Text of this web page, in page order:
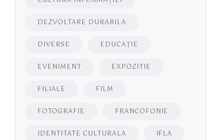
DEZVOLTARE DURABILA
DIVERSE EDUCAŢIE
EVENIMENT EXPOZITIE
FILIALE FILM
FOTOGRAFIE FRANCOFONIE
IDENTITATE CULTURALA IFLA